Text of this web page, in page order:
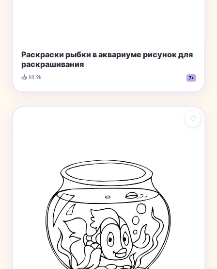
Раскраски рыбки в аквариуме рисунок для
раскрашивания
📥 88.9k 7+
♡